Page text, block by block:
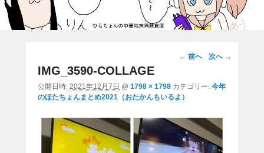
画
ビ
ー
シ
ョ
← 前へ 次へ →
IMG_3590-COLLAGE
公開日時: 2021年12月7日 @ 1798 × 1798 カテゴリー: 今年
のほたちょんまとめ2021（おたかんもいるよ）